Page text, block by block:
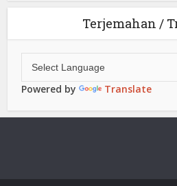
Terjemahan /
Powered by Translate